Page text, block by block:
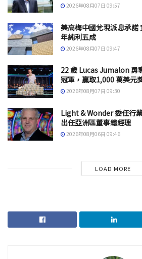
2026年08月07日 09:57
美高梅中國兌現派息承諾
年純利五成
2026年08月07日 09:47
22 歲 Lucas Jumalon 勇
冠軍，贏取1,000 萬美元
2026年08月07日 09:30
Light & Wonder 委任行
出任亞洲區董事總經理
2026年08月06日 09:46
LOAD MORE